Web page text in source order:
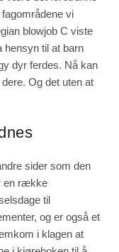
vi
blowjob C viste
hensyn til at barn
dyr ferdes. Nå kan
Og det uten at
sider som den
en række
til
og er også et
i klagen at